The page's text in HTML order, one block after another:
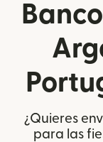
¿Quieres
para las